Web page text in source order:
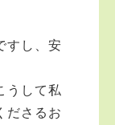
すし、安
うして私
ださるお